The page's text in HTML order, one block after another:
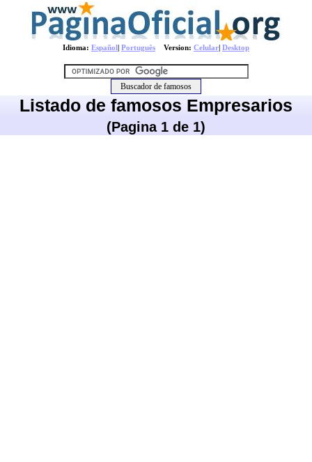
Idioma: Español| Português Version: Celular| Desktop
Listado de famosos Empresarios
(Pagina 1 de 1)